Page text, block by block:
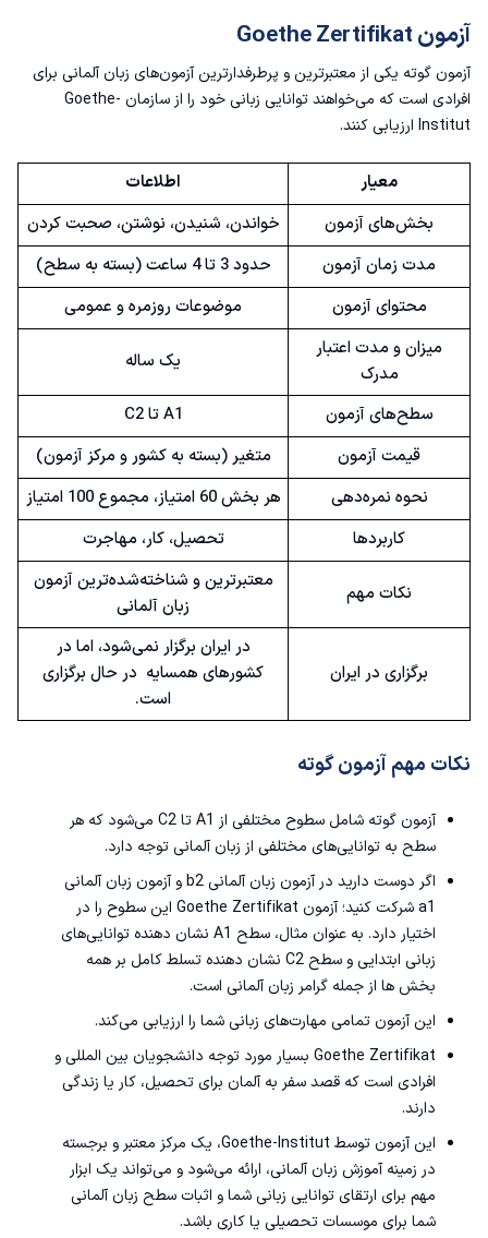
آزمون Goethe Zertifikat
آزمون گوته یکی از معتبرترین و پرطرفدارترین آزمون‌های زبان آلمانی برای
افرادی است که می‌خواهند توانایی زبانی خود را از سازمان Goethe-
Institut ارزیابی کنند.
معیار
اطلاعات
بخش‌های آزمون
خواندن، شنیدن، نوشتن، صحبت کردن
مدت زمان آزمون
حدود 3 تا 4 ساعت (بسته به سطح)
محتوای آزمون
موضوعات روزمره و عمومی
میزان و مدت اعتبار
مدرک
یک ساله
سطح‌های آزمون
A1 تا C2
قیمت آزمون
متغیر (بسته به کشور و مرکز آزمون)
نحوه نمره‌دهی
هر بخش 60 امتیاز، مجموع 100 امتیاز
کاربردها
تحصیل، کار، مهاجرت
نکات مهم
معتبرترین و شناخته‌شده‌ترین آزمون
زبان آلمانی
برگزاری در ایران
در ایران برگزار نمی‌شود، اما در
کشورهای همسایه در حال برگزاری
است.
نکات مهم آزمون گوته
آزمون گوته شامل سطوح مختلفی از A1 تا C2 می‌شود که هر
سطح به توانایی‌های مختلفی از زبان آلمانی توجه دارد.
اگر دوست دارید در آزمون زبان آلمانی b2 و آزمون زبان آلمانی
a1 شرکت کنید؛ آزمون Goethe Zertifikat این سطوح را در
اختیار دارد. به عنوان مثال، سطح A1 نشان دهنده توانایی‌های
زبانی ابتدایی و سطح C2 نشان دهنده تسلط کامل بر همه
بخش ها از جمله گرامر زبان آلمانی است.
این آزمون تمامی مهارت‌های زبانی شما را ارزیابی می‌کند.
Goethe Zertifikat بسیار مورد توجه دانشجویان بین ‌المللی و
افرادی است که قصد سفر به آلمان برای تحصیل، کار یا زندگی
دارند.
این آزمون توسط Goethe-Institut، یک مرکز معتبر و برجسته
در زمینه‌ آموزش زبان آلمانی، ارائه می‌شود و می‌تواند یک ابزار
مهم برای ارتقای توانایی زبانی شما و اثبات سطح زبان آلمانی
شما برای موسسات تحصیلی یا کاری باشد.